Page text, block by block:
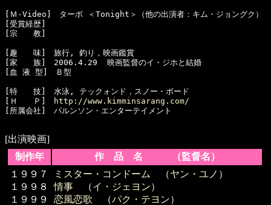
[Ｍ-Video]　ターボ ＜Tonight＞（他の出演者：キム・ジョングク）
[受賞経歴]
[宗　　教]
[趣　　味]　旅行, 釣り，映画鑑賞
[家　　族]　2006.4.29  映画監督のイ・ジホと結婚
[血 液 型]　Ｂ型
[特　　技]　水泳, テックォンド，スノー・ボード
[Ｈ　　Ｐ]
http://www.kimminsarang.com/
[所属会社]　パルンソン・エンターテイメント
[出演映画]
制作年
作 品 名 （監督名）
１９９７
１９９８
１９９９
ミスター・コンドーム （ヤン・ユノ ）
情事 （イ・ジェヨン）
恋風恋歌 （パク・テヨン）